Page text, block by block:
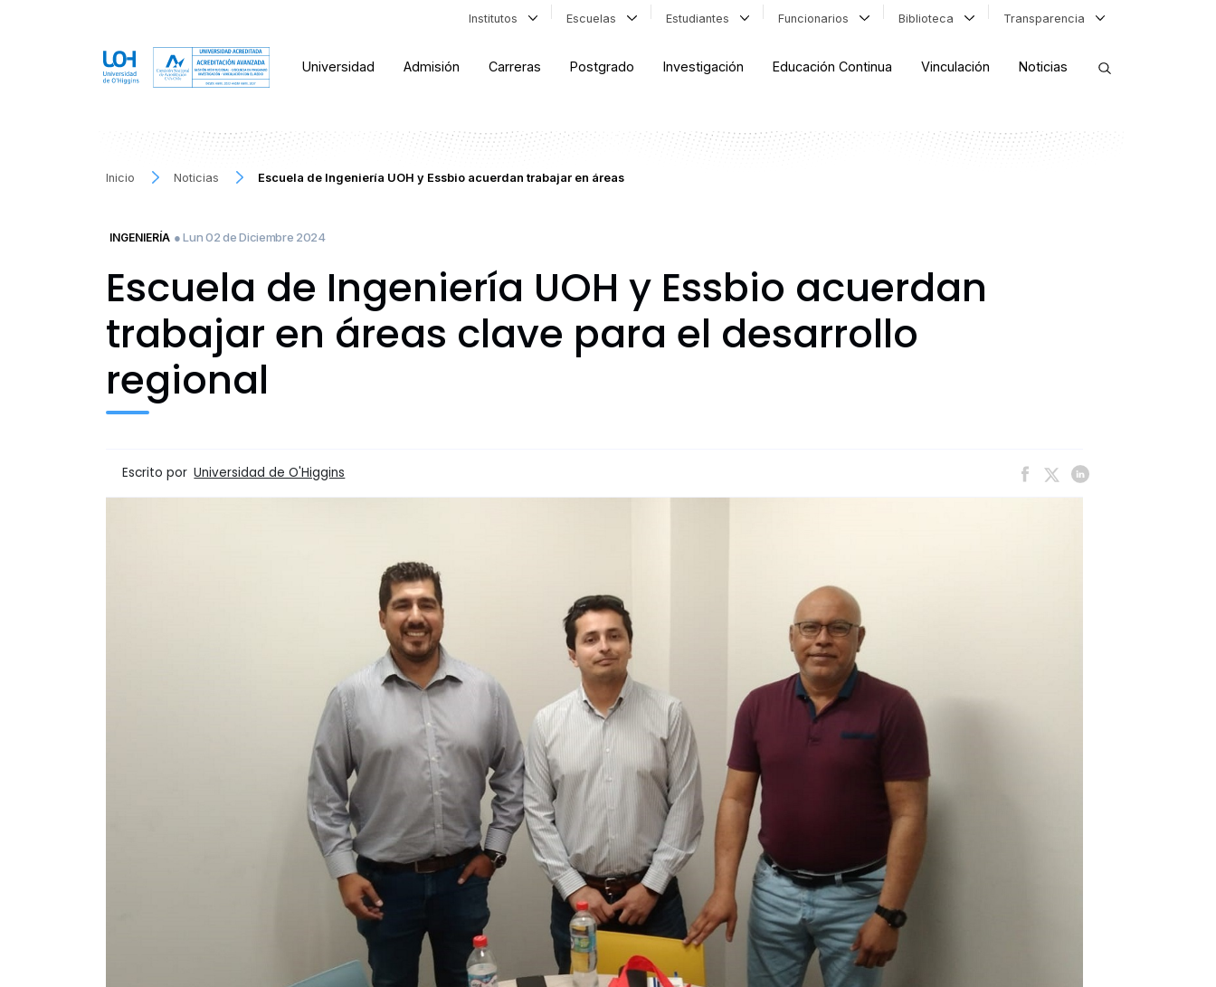
Institutos Escuelas Estudiantes Funcionarios Biblioteca Transparencia
Universidad Admisión Carreras Postgrado Investigación Educación Continua Vinculación Noticias
Inicio Noticias Escuela de Ingeniería UOH y Essbio acuerdan trabajar en áreas
INGENIERÍA ● Lun 02 de Diciembre 2024
Escuela de Ingeniería UOH y Essbio acuerdan
trabajar en áreas clave para el desarrollo
regional
Escrito por Universidad de O'Higgins